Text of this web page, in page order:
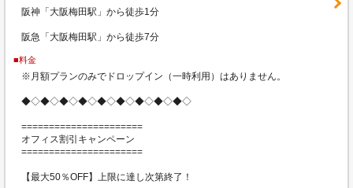
阪神「大阪梅田駅」から徒歩1分
阪急「大阪梅田駅」から徒歩7分
■料金
※月額プランのみでドロップイン（一時利用）はありません。
◆◇◆◇◆◇◆◇◆◇◆◇◆◇◆◇◆◇
======================
オフィス割引キャンペーン
======================
【最大50％OFF】上限に達し次第終了！